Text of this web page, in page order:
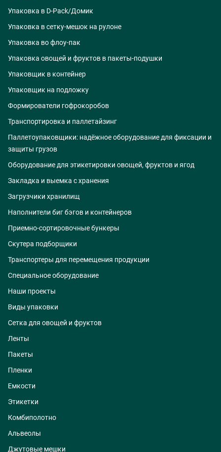
Упаковка в D-Pack/Домик
Упаковка в сетку-мешок на рулоне
Упаковка во флоу-пак
Упаковка овощей и фруктов в пакеты-подушки
Упаковщик в контейнер
Упаковщик на подложку
Формирователи гофрокоробов
Транспортировка и паллетайзинг
Паллетоупаковщики: надёжное оборудование для фиксации и
защиты грузов
Оборудование для этикетировки овощей, фруктов и ягод
Закладка и выемка с хранения
Загрузчики хранилищ
Наполнители биг бэгов и контейнеров
Приемно-сортировочные бункеры
Скутера подборщики
Транспортеры для перемещения продукции
Специальное оборудование
Наши проекты
Виды упаковки
Сетка для овощей и фруктов
Ленты
Пакеты
Пленки
Емкости
Этикетки
Комбиполотно
Альвеолы
Джутовые мешки